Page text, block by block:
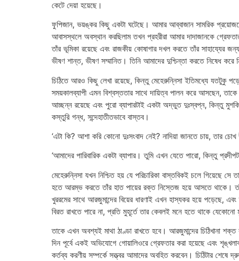
কেটে দেয়া হয়েছে।
ফুপিজান, ভয়ঙ্কর কিছু একটা ঘটেছে। আমার আব্বাজান সামরিক
আবাসস্থলে অবস্থান করছিলাম তখন প্রহরীরা আমার দাদাজানকে
তাঁর ভূমিকা রয়েছে এবং রাজকীয় কোষাগার দখল করতে তাঁর সাহায্যের
ভীষণ শান্ত, ভীষণ সম্মানিত। তিনি আমাদের দুশ্চিন্তা করতে নিষেধ
চিঠিতে আরও কিছু লেখা রয়েছে, কিন্তু মেহেরুন্নিসা ইতিমধ্যে যতটুকু
সময়কালব্যাপী এমন বিশ্বস্ততার সাথে দায়িত্ব পালন করে আসছেন,
আচ্ছন্ন রয়েছে এবং পুরো ব্যাপারটাই একটা অদ্ভুত দুঃস্বপ্ন, কিন্তু
কস্তুরি গন্ধ, সন্দেহাতীতভাবে বাস্তব।
‘এটা কি? আশা করি কোনো দুঃসংবাদ নেই? নাদিয়া জানতে চায়, তার
‘আমাদের পারিবারিক একটা ব্যাপার। তুমি এখন যেতে পারো, কিন্তু
মেহেরুন্নিসা যখন নিশ্চিত হয় যে পরিচারিকা বাস্তবিকই চলে গিয়েছে
হতে আরম্ভ করতে তাঁর হাত পায়ের রক্ত নিস্তেজ হয়ে আসতে থাকে। তাঁর
খুররমের সাথে আরজুমান্দের বিয়ের ধারণাই এখন হাস্যকর হয়ে পড়েছে,
বিরত রাখতে পারে না, প্রতি মুহূর্তে তার কেবলই মনে হতে থাকে
তাকে এখন অবশ্যই মাথা ঠাণ্ডা রাখতে হবে। আরজুমান্দের চিঠিখানা
দিন পূর্বে একই অভিযোগে গোয়ালিওরে গ্রেফতার করা হয়েছে এবং
কর্তব্য করণীয় সম্পর্কে সত্ত্বর আমাদের অবহিত করবেন। চিঠিটার শেষে